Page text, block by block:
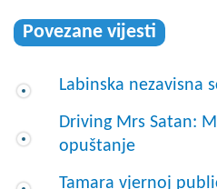
Povezane vijesti
Labinska nezavisna
Driving Mrs Satan:
opuštanje
Tamara vjernoj